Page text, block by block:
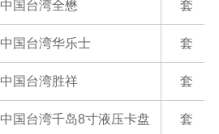
中国台湾全懋 套
中国台湾华乐士 套
中国台湾胜祥 套
中国台湾千岛8寸液压卡盘 套